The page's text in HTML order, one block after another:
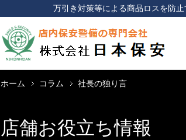
万引き対策等による商品ロスを防止
ホーム コラム 社長の独り言
店舗お役立ち情報